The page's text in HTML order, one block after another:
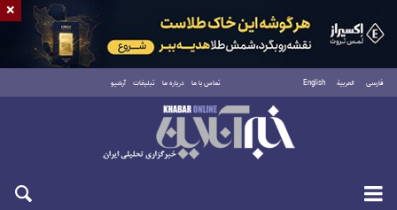
فارسی العربية English تماس با ما درباره ما تبلیغات آرشیو
دوشنبه ۱۹ مرداد ۱۴۰۵
×